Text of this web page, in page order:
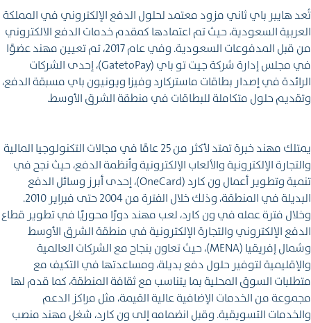
تُعد هايبر باي ثاني مزود معتمد لحلول الدفع الإلكتروني في المملكة
العربية السعودية، حيث تم اعتمادها كمقدم خدمات الدفع الالكتروني
من قبل المدفوعات السعودية. وفي عام 2017، تم تعيين مهند عضوًا
في مجلس إدارة شركة جيت تو باي (GatetoPay)، إحدى الشركات
الرائدة في إصدار بطاقات ماستركارد وفيزا ويونيون باي مسبقة الدفع،
وتقديم حلول متكاملة للبطاقات في منطقة الشرق الأوسط.
يمتلك مهند خبرة تمتد لأكثر من 25 عامًا في مجالات التكنولوجيا المالية
والتجارة الإلكترونية والألعاب الإلكترونية وأنظمة الدفع، حيث نجح في
تنمية وتطوير أعمال ون كارد (OneCard)، إحدى أبرز وسائل الدفع
البديلة في المنطقة، وذلك خلال الفترة من 2004 حتى فبراير 2010.
وخلال فترة عمله في ون كارد، لعب مهند دورًا محوريًا في تطوير قطاع
الدفع الإلكتروني والتجارة الإلكترونية في منطقة الشرق الأوسط
وشمال إفريقيا (MENA)، حيث تعاون بنجاح مع الشركات العالمية
والإقليمية لتوفير حلول دفع بديلة، ومساعدتها في التكيف مع
متطلبات السوق المحلية بما يتناسب مع ثقافة المنطقة، كما قدم لها
مجموعة من الخدمات الإضافية عالية القيمة، مثل مراكز الدعم
والخدمات التسويقية. وقبل انضمامه إلى ون كارد، شغل مهند منصب